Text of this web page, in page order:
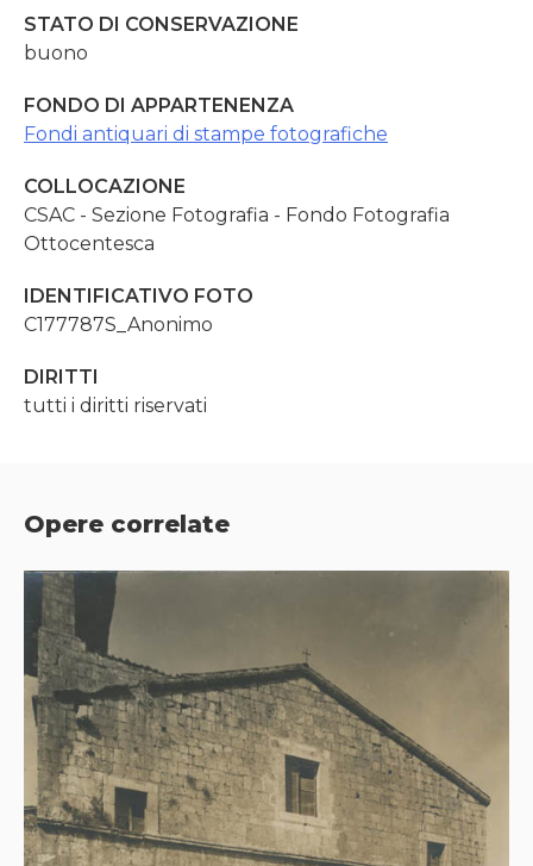
STATO DI CONSERVAZIONE
buono
FONDO DI APPARTENENZA
Fondi antiquari di stampe fotografiche
COLLOCAZIONE
CSAC - Sezione Fotografia - Fondo Fotografia
Ottocentesca
IDENTIFICATIVO FOTO
C177787S_Anonimo
DIRITTI
tutti i diritti riservati
Opere correlate